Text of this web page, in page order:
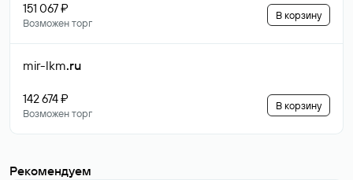
151 067 ₽
Возможен торг
В корзину
mir-lkm.ru
142 674 ₽
Возможен торг
В корзину
Рекомендуем